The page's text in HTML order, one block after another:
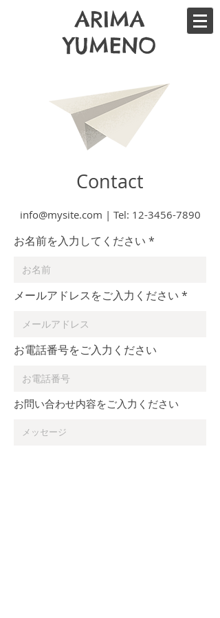
ARIMA
YUMENO
Contact
info@mysite.com | Tel: 12-3456-7890
お名前を入力してください
メールアドレスをご入力ください
お電話番号をご入力ください
お問い合わせ内容をご入力ください